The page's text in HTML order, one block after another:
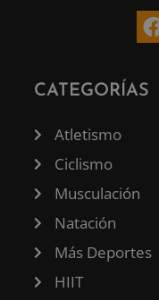
CATEGORÍAS
Atletismo
Ciclismo
Musculación
Natación
Más Deportes
HIIT